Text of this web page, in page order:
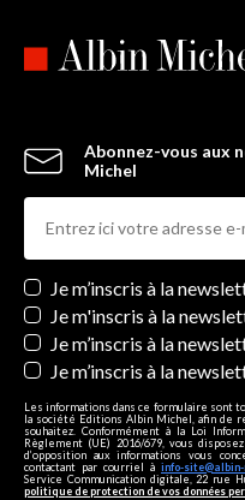
Abonnez-vous aux
Michel
Newsletters
Je m’inscris à la
Je m'inscris à la
Je m’inscris à la
Je m’inscris à la
Les informations dans ce formulaire
la société Editions Albin Michel, afin de
souhaitez. Conformément à la Loi
Règlement (UE) 2016/679, vous
d’opposition aux informations vous
contactant par courriel à info-
Service Communication digitale, 22 rue
politique de protection de vos données